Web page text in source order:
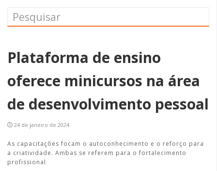
Plataforma de ensino
oferece minicursos na área
de desenvolvimento pessoal
24 de janeiro de 2024
As capacitações focam o autoconhecimento e o reforço para
a criatividade. Ambas se referem para o fortalecimento
profissional